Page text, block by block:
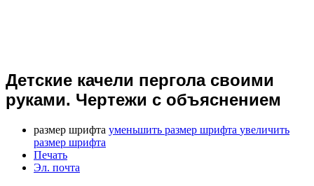
Детские качели пергола своими
руками. Чертежи с объяснением
размер шрифта уменьшить размер шрифта увеличить
размер шрифта
Печать
Эл. почта